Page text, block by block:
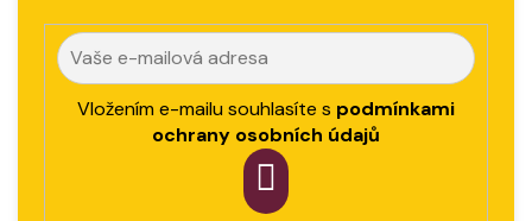
Vložením e-mailu souhlasíte s podmínkami
ochrany osobních údajů